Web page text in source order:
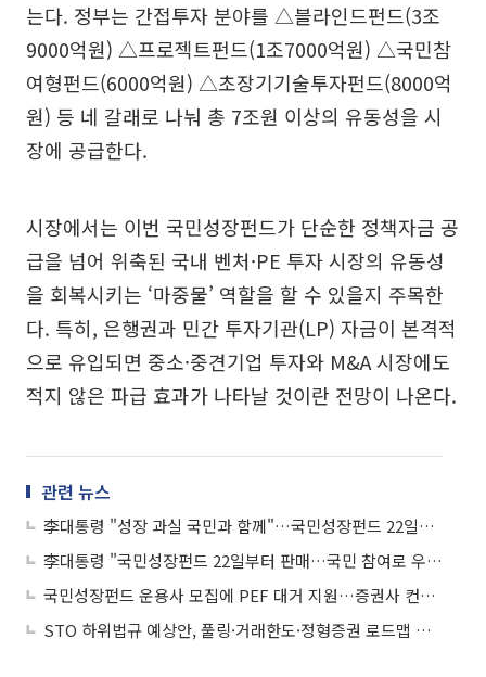
는다. 정부는 간접투자 분야를 △블라인드펀드(3조
9000억원) △프로젝트펀드(1조7000억원) △국민참
여형펀드(6000억원) △초장기기술투자펀드(8000억
원) 등 네 갈래로 나눠 총 7조원 이상의 유동성을 시
장에 공급한다.
시장에서는 이번 국민성장펀드가 단순한 정책자금 공
급을 넘어 위축된 국내 벤처·PE 투자 시장의 유동성
을 회복시키는 ‘마중물’ 역할을 할 수 있을지 주목한
다. 특히, 은행권과 민간 투자기관(LP) 자금이 본격적
으로 유입되면 중소·중견기업 투자와 M&A 시장에도
적지 않은 파급 효과가 나타날 것이란 전망이 나온다.
관련 뉴스
李대통령 "성장 과실 국민과 함께"…국민성장펀드 22일부터 판매
李대통령 "국민성장펀드 22일부터 판매…국민 참여로 우리 산업 활력"
국민성장펀드 운용사 모집에 PEF 대거 지원…증권사 컨소 돋보여
STO 하위법규 예상안, 풀링·거래한도·정형증권 로드맵 제시